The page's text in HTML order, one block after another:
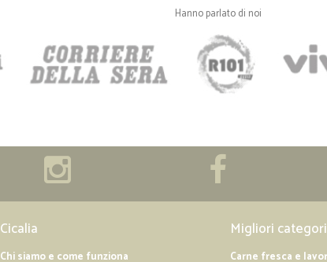
Hanno parlato di noi
Cicalia
Chi siamo e come funziona
Migliori
Carne fresca e